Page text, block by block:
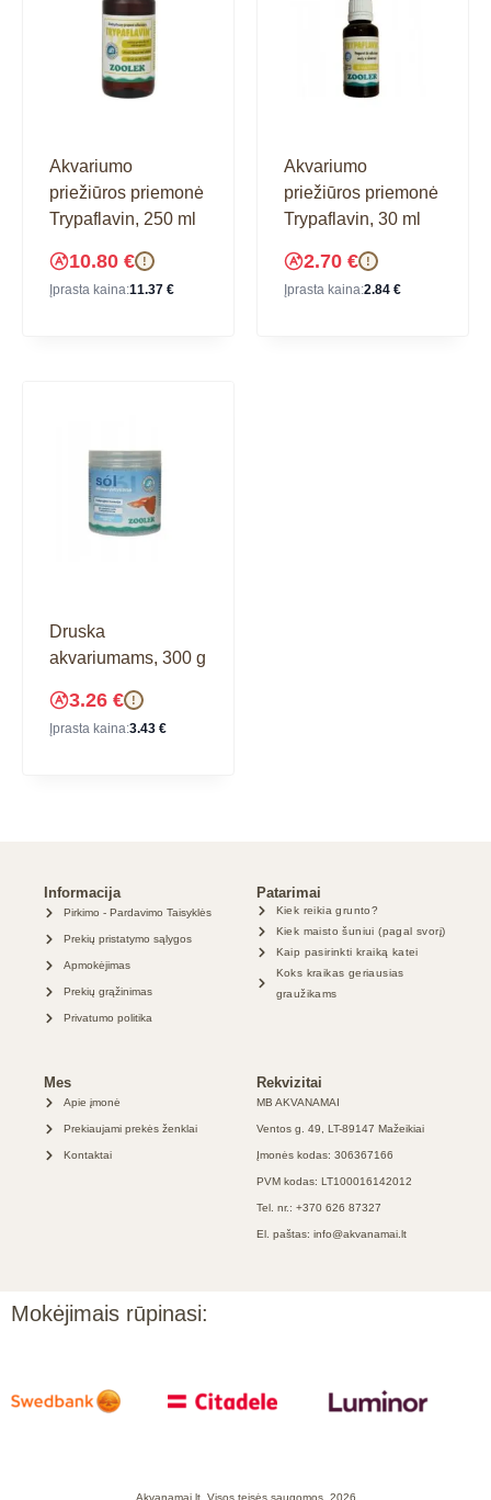
Akvariumo
priežiūros priemonė
Trypaflavin, 250 ml
10.80 € !
Įprasta kaina:11.37 €
Akvariumo
priežiūros priemonė
Trypaflavin, 30 ml
2.70 € !
Įprasta kaina:2.84 €
Druska
akvariumams, 300 g
3.26 € !
Įprasta kaina:3.43 €
Informacija
Pirkimo - Pardavimo Taisyklės
Prekių pristatymo sąlygos
Apmokėjimas
Prekių grąžinimas
Privatumo politika
Patarimai
Kiek reikia grunto?
Kiek maisto šuniui (pagal svorį)
Kaip pasirinkti kraiką katei
Koks kraikas geriausias
graužikams
Mes
Apie įmonė
Prekiaujami prekės ženklai
Kontaktai
Rekvizitai
MB AKVANAMAI
Ventos g. 49, LT-89147 Mažeikiai
Įmonės kodas: 306367166
PVM kodas: LT100016142012
Tel. nr.: +370 626 87327
El. paštas: info@akvanamai.lt
Mokėjimais rūpinasi: